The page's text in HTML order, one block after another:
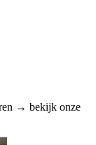
→ bekijk onze